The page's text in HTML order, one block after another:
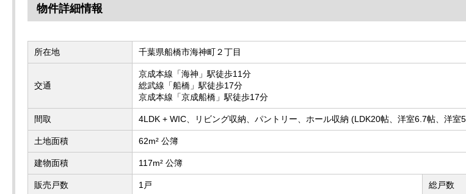
物件詳細情報
所在地 千葉県船橋市海神町２丁目
交通
京成本線「海神」駅徒歩11分
総武線「船橋」駅徒歩17分
京成本線「京成船橋」駅徒歩17分
間取 4LDK + WIC、リビング収納、パントリー、ホール収納 (LDK20帖、洋室6.7帖、洋室
土地面積 62m² 公簿
建物面積 117m² 公簿
販売戸数 1戸 総戸数